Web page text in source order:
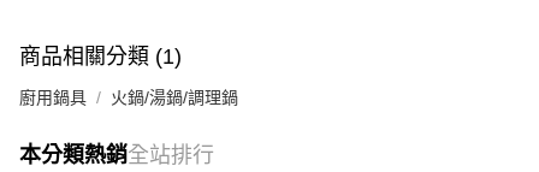
商品相關分類 (1)
廚用鍋具 火鍋/湯鍋/調理鍋
本分類熱銷全站排行